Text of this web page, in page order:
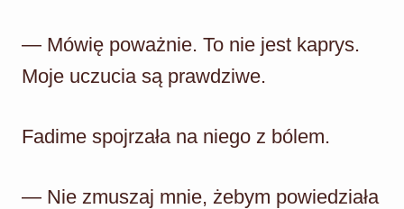
— Mówię poważnie. To nie jest kaprys.
Moje uczucia są prawdziwe.
Fadime spojrzała na niego z bólem.
— Nie zmuszaj mnie, żebym powiedziała